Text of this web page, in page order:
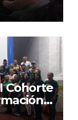
Cohorte
de